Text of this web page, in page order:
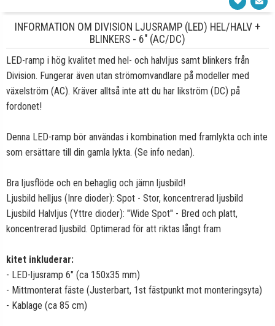
INFORMATION OM DIVISION LJUSRAMP (LED) HEL/HALV +
BLINKERS - 6" (AC/DC)
LED-ramp i hög kvalitet med hel- och halvljus samt blinkers från
Division. Fungerar även utan strömomvandlare på modeller med
växelström (AC). Kräver alltså inte att du har likström (DC) på
fordonet!
Denna LED-ramp bör användas i kombination med framlykta och inte
som ersättare till din gamla lykta. (Se info nedan).
Bra ljusflöde och en behaglig och jämn ljusbild!
Ljusbild helljus (Inre dioder): Spot - Stor, koncentrerad ljusbild
Ljusbild Halvljus (Yttre dioder): "Wide Spot" - Bred och platt,
koncentrerad ljusbild. Optimerad för att riktas långt fram
kitet inkluderar:
- LED-ljusramp 6" (ca 150x35 mm)
- Mittmonterat fäste (Justerbart, 1st fästpunkt mot monteringsyta)
- Kablage (ca 85 cm)